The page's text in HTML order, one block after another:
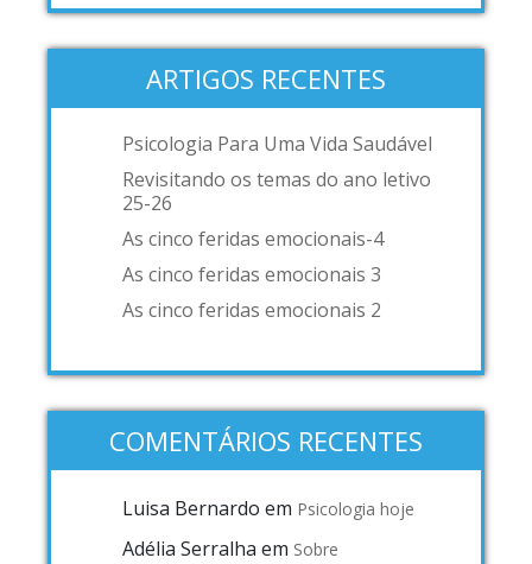
ARTIGOS RECENTES
Psicologia Para Uma Vida Saudável
Revisitando os temas do ano letivo
25-26
As cinco feridas emocionais-4
As cinco feridas emocionais 3
As cinco feridas emocionais 2
COMENTÁRIOS RECENTES
Luisa Bernardo em Psicologia hoje
Adélia Serralha em Sobre